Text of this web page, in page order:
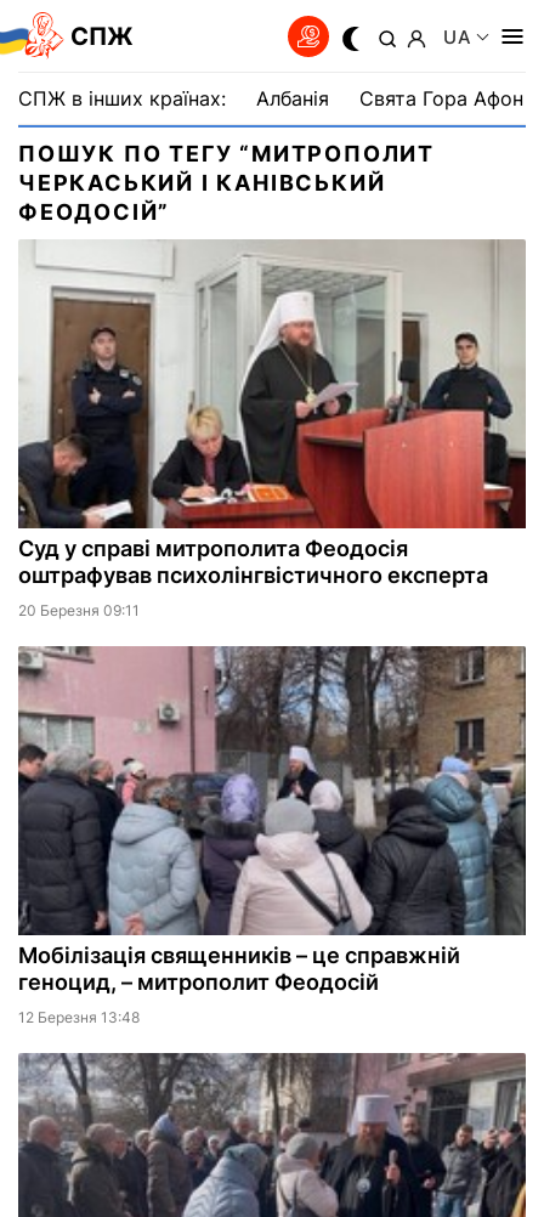
СПЖ UA
СПЖ в інших країнах: Албанія Свята Гора Афон
ПОШУК ПО ТЕГУ “МИТРОПОЛИТ
ЧЕРКАСЬКИЙ І КАНІВСЬКИЙ
ФЕОДОСІЙ”
Суд у справі митрополита Феодосія
оштрафував психолінгвістичного експерта
20 Березня 09:11
Мобілізація священників – це справжній
геноцид, – митрополит Феодосій
12 Березня 13:48